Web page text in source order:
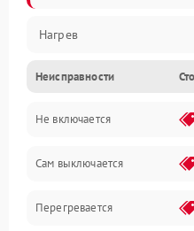
Нагрев
Неисправности
Не включается
Сам выключается
Перегревается